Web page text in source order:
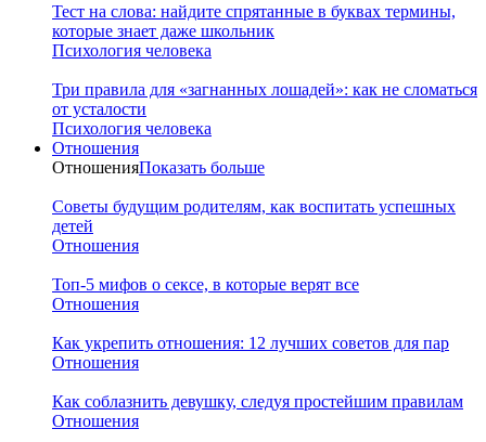
Тест на слова: найдите спрятанные в буквах термины,
которые знает даже школьник
Психология человека
Три правила для «загнанных лошадей»: как не сломаться
от усталости
Психология человека
Отношения
ОтношенияПоказать больше
Советы будущим родителям, как воспитать успешных
детей
Отношения
Топ-5 мифов о сексе, в которые верят все
Отношения
Как укрепить отношения: 12 лучших советов для пар
Отношения
Как соблазнить девушку, следуя простейшим правилам
Отношения